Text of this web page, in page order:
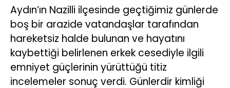
Aydın’ın Nazilli ilçesinde geçtiğimiz günlerde
boş bir arazide vatandaşlar tarafından
hareketsiz halde bulunan ve hayatını
kaybettiği belirlenen erkek cesediyle ilgili
emniyet güçlerinin yürüttüğü titiz
incelemeler sonuç verdi. Günlerdir kimliği